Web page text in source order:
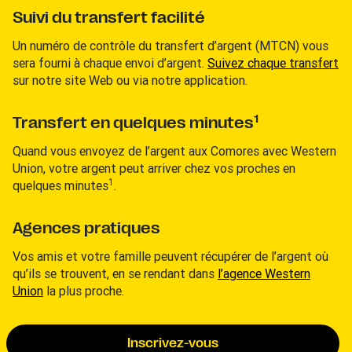
Suivi du transfert facilité
Un numéro de contrôle du transfert d’argent (MTCN) vous
sera fourni à chaque envoi d’argent. Suivez chaque transfert
sur notre site Web ou via notre application.
Transfert en quelques minutes1
Quand vous envoyez de l’argent aux Comores avec Western
Union, votre argent peut arriver chez vos proches en
quelques minutes1 .
Agences pratiques
Vos amis et votre famille peuvent récupérer de l’argent où
qu’ils se trouvent, en se rendant dans l’agence Western
Union la plus proche.
Inscrivez-vous